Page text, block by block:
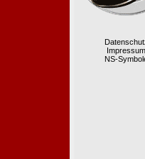
Impressum
NS-